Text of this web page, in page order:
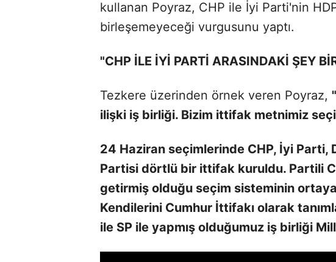
kullanan Poyraz, CHP ile İyi Parti'nin
birleşemeyeceği vurgusunu yaptı.
"CHP İLE İYİ PARTİ ARASINDAKİ ŞEY
Tezkere üzerinden örnek veren Poyraz,
ilişki iş birliği. Bizim ittifak metnimiz
24 Haziran seçimlerinde CHP, İyi Parti,
Partisi dörtlü bir ittifak kuruldu. Partili
getirmiş olduğu seçim sisteminin ortaya
Kendilerini Cumhur İttifakı olarak
ile SP ile yapmış olduğumuz iş birliği